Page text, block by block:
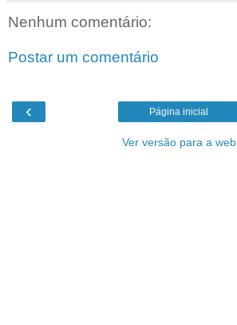
Nenhum comentário:
Postar um comentário
‹ Página inicial
Ver versão para a web